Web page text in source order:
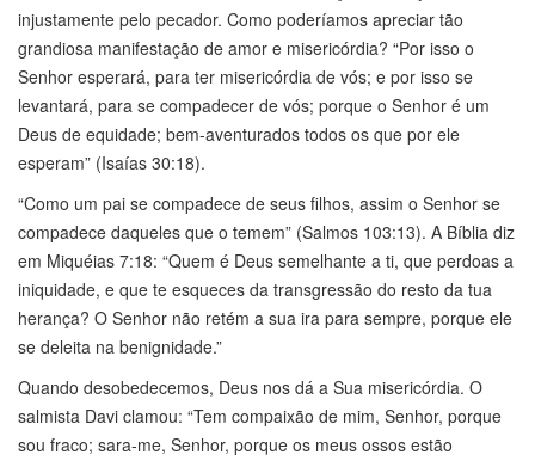
injustamente pelo pecador. Como poderíamos apreciar tão
grandiosa manifestação de amor e misericórdia? “Por isso o
Senhor esperará, para ter misericórdia de vós; e por isso se
levantará, para se compadecer de vós; porque o Senhor é um
Deus de equidade; bem-aventurados todos os que por ele
esperam” (Isaías 30:18).
“Como um pai se compadece de seus filhos, assim o Senhor se
compadece daqueles que o temem” (Salmos 103:13). A Bíblia diz
em Miquéias 7:18: “Quem é Deus semelhante a ti, que perdoas a
iniquidade, e que te esqueces da transgressão do resto da tua
herança? O Senhor não retém a sua ira para sempre, porque ele
se deleita na benignidade.”
Quando desobedecemos, Deus nos dá a Sua misericórdia. O
salmista Davi clamou: “Tem compaixão de mim, Senhor, porque
sou fraco; sara-me, Senhor, porque os meus ossos estão